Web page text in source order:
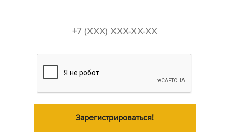
Зарегистрироваться!